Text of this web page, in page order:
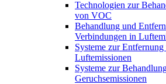
Technologien zur
von VOC
Behandlung und
Verbindungen in
Systeme zur
Luftemissionen
Systeme zur
Geruchsemissionen